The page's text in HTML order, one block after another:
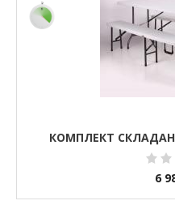
КОМПЛЕКТ
6